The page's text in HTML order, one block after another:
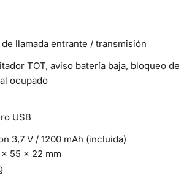
de llamada entrante / transmisión
TOT, aviso batería baja, bloqueo de
ocupado
USB
3,7 V / 1200 mAh (incluida)
× 55 × 22 mm